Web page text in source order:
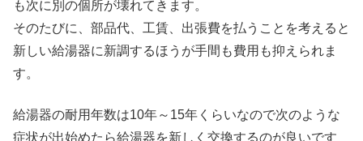
も次に別の個所が壊れてきます。
そのたびに、部品代、工賃、出張費を払うことを考えると
新しい給湯器に新調するほうが手間も費用も抑えられま
す。
給湯器の耐用年数は10年～15年くらいなので次のような
症状が出始めたら給湯器を新しく交換するのが良いです